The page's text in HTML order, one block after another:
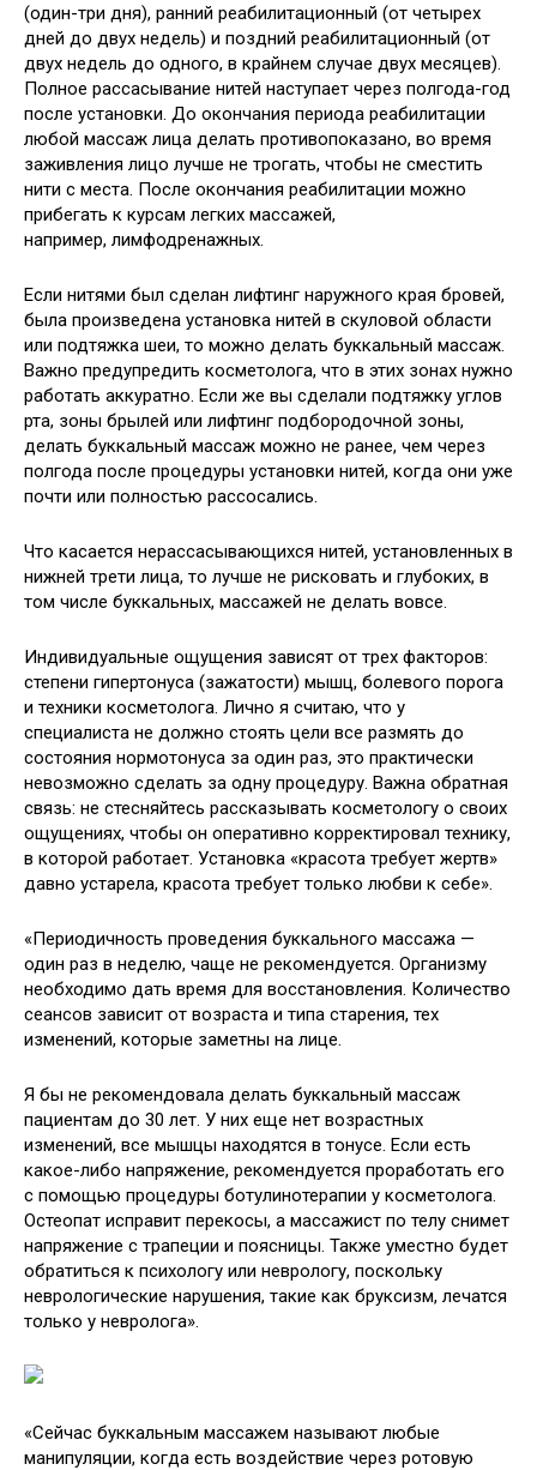
(один-три дня), ранний реабилитационный (от четырех
дней до двух недель) и поздний реабилитационный (от
двух недель до одного, в крайнем случае двух месяцев).
Полное рассасывание нитей наступает через полгода-год
после установки. До окончания периода реабилитации
любой массаж лица делать противопоказано, во время
заживления лицо лучше не трогать, чтобы не сместить
нити с места. После окончания реабилитации можно
прибегать к курсам легких массажей,
например, лимфодренажных.
Если нитями был сделан лифтинг наружного края бровей,
была произведена установка нитей в скуловой области
или подтяжка шеи, то можно делать буккальный массаж.
Важно предупредить косметолога, что в этих зонах нужно
работать аккуратно. Если же вы сделали подтяжку углов
рта, зоны брылей или лифтинг подбородочной зоны,
делать буккальный массаж можно не ранее, чем через
полгода после процедуры установки нитей, когда они уже
почти или полностью рассосались.
Что касается нерассасывающихся нитей, установленных в
нижней трети лица, то лучше не рисковать и глубоких, в
том числе буккальных, массажей не делать вовсе.
Индивидуальные ощущения зависят от трех факторов:
степени гипертонуса (зажатости) мышц, болевого порога
и техники косметолога. Лично я считаю, что у
специалиста не должно стоять цели все размять до
состояния нормотонуса за один раз, это практически
невозможно сделать за одну процедуру. Важна обратная
связь: не стесняйтесь рассказывать косметологу о своих
ощущениях, чтобы он оперативно корректировал технику,
в которой работает. Установка «красота требует жертв»
давно устарела, красота требует только любви к себе».
«Периодичность проведения буккального массажа —
один раз в неделю, чаще не рекомендуется. Организму
необходимо дать время для восстановления. Количество
сеансов зависит от возраста и типа старения, тех
изменений, которые заметны на лице.
Я бы не рекомендовала делать буккальный массаж
пациентам до 30 лет. У них еще нет возрастных
изменений, все мышцы находятся в тонусе. Если есть
какое-либо напряжение, рекомендуется проработать его
с помощью процедуры ботулинотерапии у косметолога.
Остеопат исправит перекосы, а массажист по телу снимет
напряжение с трапеции и поясницы. Также уместно будет
обратиться к психологу или неврологу, поскольку
неврологические нарушения, такие как бруксизм, лечатся
только у невролога».
«Сейчас буккальным массажем называют любые
манипуляции, когда есть воздействие через ротовую